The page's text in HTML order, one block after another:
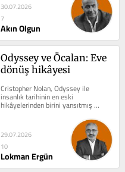
30.07.2026
7
Akın Olgun
Odyssey ve Öcalan: Eve
dönüş hikâyesi
Cristopher Nolan, Odyssey ile
insanlık tarihinin en eski
hikâyelerinden birini yansıtmış
beyazperdeye. Elbette ki yeni çağın
29.07.2026
10
Lokman Ergün